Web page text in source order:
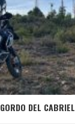
DEL CABRIEL